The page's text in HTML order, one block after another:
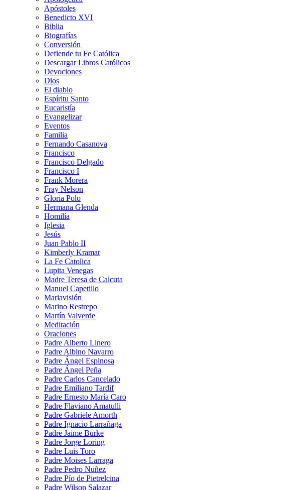
Apóstoles
Benedicto XVI
Biblia
Biografías
Conversión
Defiende tu Fe Católica
Descargar Libros Católicos
Devociones
Dios
El diablo
Espíritu Santo
Eucaristía
Evangelizar
Eventos
Familia
Fernando Casanova
Francisco
Francisco Delgado
Francisco I
Frank Morera
Fray Nelson
Gloria Polo
Hermana Glenda
Homilía
Iglesia
Jesús
Juan Pablo II
Kimberly Kramar
La Fe Catolica
Lupita Venegas
Madre Teresa de Calcuta
Manuel Capetillo
Mariavisión
Marino Restrepo
Martín Valverde
Meditación
Oraciones
Padre Alberto Linero
Padre Albino Navarro
Padre Ángel Espinosa
Padre Ángel Peña
Padre Carlos Cancelado
Padre Emiliano Tardif
Padre Ernesto María Caro
Padre Flaviano Amatulli
Padre Gabriele Amorth
Padre Ignacio Larrañaga
Padre Jaime Burke
Padre Jorge Loring
Padre Luis Toro
Padre Moises Larraga
Padre Pedro Nuñez
Padre Pío de Pietrelcina
Padre Wilson Salazar